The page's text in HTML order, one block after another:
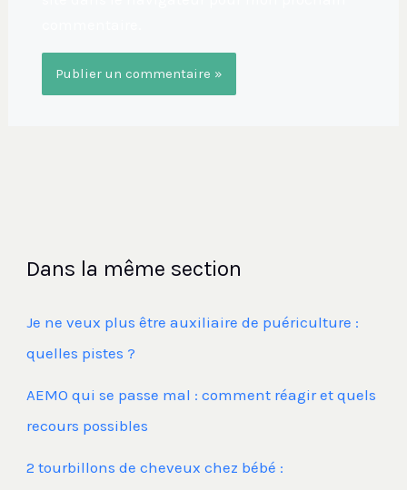
Dans la même section
Je ne veux plus être auxiliaire de puériculture :
quelles pistes ?
AEMO qui se passe mal : comment réagir et quels
recours possibles
2 tourbillons de cheveux chez bébé :